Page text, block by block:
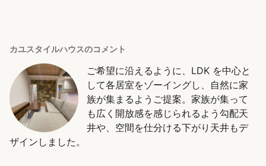
カユスタイルハウスのコメント
ご希望に沿えるように、LDK を中心と
して各居室をゾーイングし、自然に家
族が集まるようご提案。家族が集って
も広く開放感を感じられるよう勾配天
井や、空間を仕分ける下がり天井もデ
ザインしました。